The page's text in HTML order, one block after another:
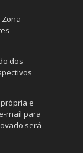
dos
e
mail para
será